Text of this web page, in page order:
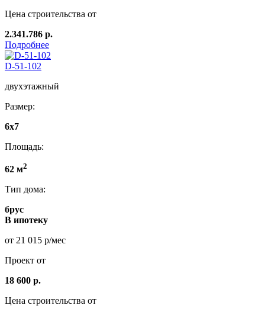
Цена строительства от
2.341.786 р.
Подробнее
D-51-102
двухэтажный
Размер:
6x7
Площадь:
62 м2
Тип дома:
брус
В ипотеку
от 21 015 р/мес
Проект от
18 600 р.
Цена строительства от